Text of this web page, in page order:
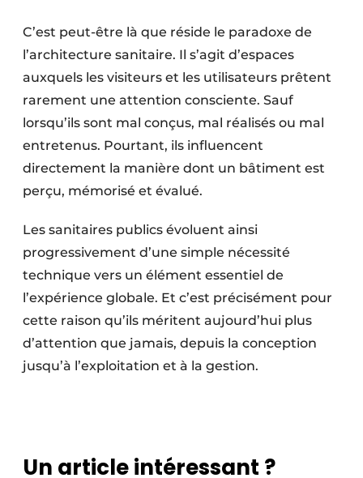
C’est peut-être là que réside le paradoxe de
l’architecture sanitaire. Il s’agit d’espaces
auxquels les visiteurs et les utilisateurs prêtent
rarement une attention consciente. Sauf
lorsqu’ils sont mal conçus, mal réalisés ou mal
entretenus. Pourtant, ils influencent
directement la manière dont un bâtiment est
perçu, mémorisé et évalué.
Les sanitaires publics évoluent ainsi
progressivement d’une simple nécessité
technique vers un élément essentiel de
l’expérience globale. Et c’est précisément pour
cette raison qu’ils méritent aujourd’hui plus
d’attention que jamais, depuis la conception
jusqu’à l’exploitation et à la gestion.
Un article intéressant ?